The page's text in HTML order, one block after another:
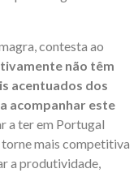
contesta ao
não têm
acentuados dos
acompanhar este
a ter em Portugal
mais competitiva
a produtividade,